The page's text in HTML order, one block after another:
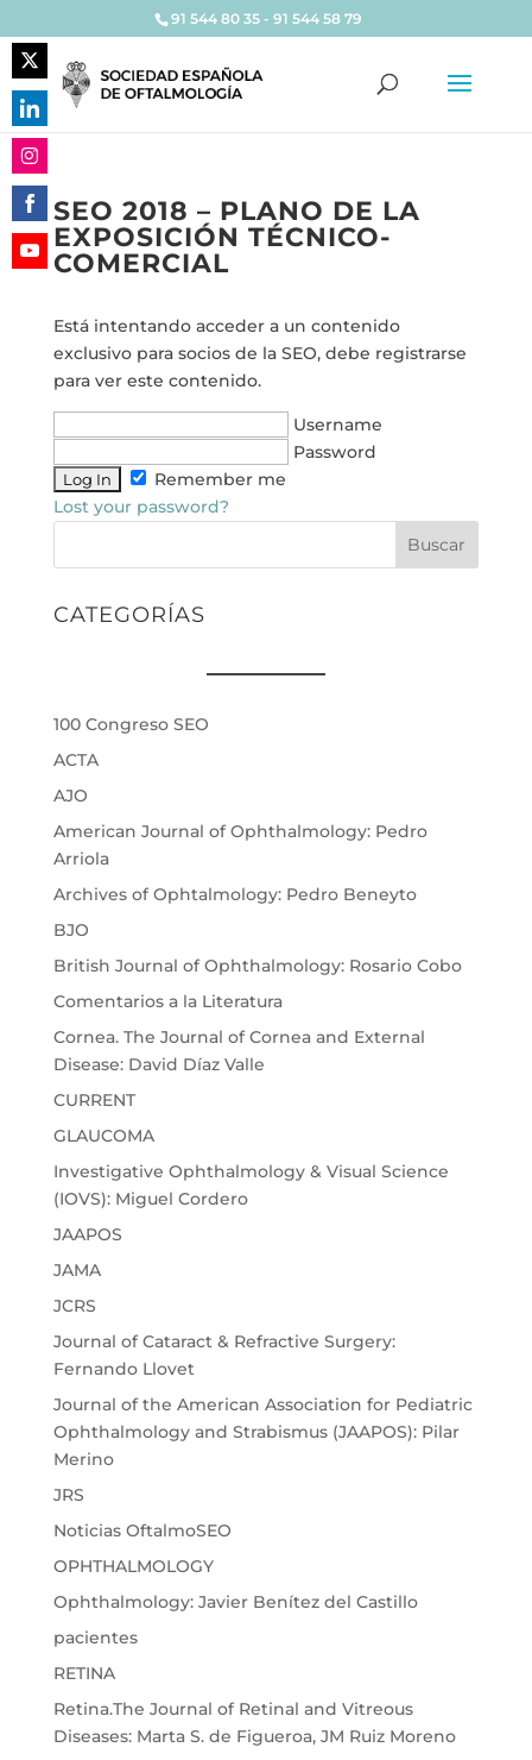
91 544 80 35 - 91 544 58 79
SEO 2018 – PLANO DE LA
EXPOSICIÓN TÉCNICO-
COMERCIAL
Está intentando acceder a un contenido
exclusivo para socios de la SEO, debe registrarse
para ver este contenido.
Username
Password
Remember me
Lost your password?
Buscar
CATEGORÍAS
100 Congreso SEO
ACTA
AJO
American Journal of Ophthalmology: Pedro
Arriola
Archives of Ophtalmology: Pedro Beneyto
BJO
British Journal of Ophthalmology: Rosario Cobo
Comentarios a la Literatura
Cornea. The Journal of Cornea and External
Disease: David Díaz Valle
CURRENT
GLAUCOMA
Investigative Ophthalmology & Visual Science
(IOVS): Miguel Cordero
JAAPOS
JAMA
JCRS
Journal of Cataract & Refractive Surgery:
Fernando Llovet
Journal of the American Association for Pediatric
Ophthalmology and Strabismus (JAAPOS): Pilar
Merino
JRS
Noticias OftalmoSEO
OPHTHALMOLOGY
Ophthalmology: Javier Benítez del Castillo
pacientes
RETINA
Retina.The Journal of Retinal and Vitreous
Diseases: Marta S. de Figueroa, JM Ruiz Moreno
Share
on
Twitter
Share
on
LinkedIn
Share
on
Instagram
Share
on
YouTube